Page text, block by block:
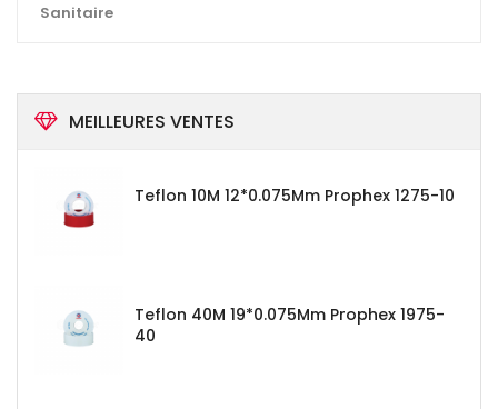
Sanitaire
MEILLEURES VENTES
Teflon 10M 12*0.075Mm Prophex 1275-10
Teflon 40M 19*0.075Mm Prophex 1975-
40